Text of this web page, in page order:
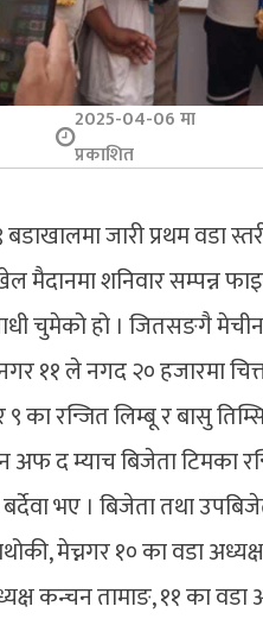
2025-04-06 मा
प्रकाशित
जारी प्रथम वडा
मैदानमा शनिवार सम्पन्न
चुमेको हो । जितसङगै
११ ले नगद २० हजारमा
का रन्जित लिम्बू र बासु
द म्याच बिजेता टिमका
भए । बिजेता तथा
मेच्नगर १० का वडा
कन्चन तामाङ, ११ का वडा